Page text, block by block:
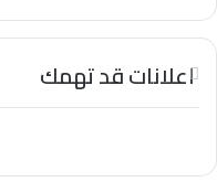
اعلانات قد تهمك